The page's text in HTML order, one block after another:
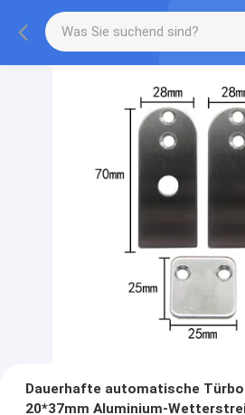
Dauerhafte automatische
20*37mm Aluminium-